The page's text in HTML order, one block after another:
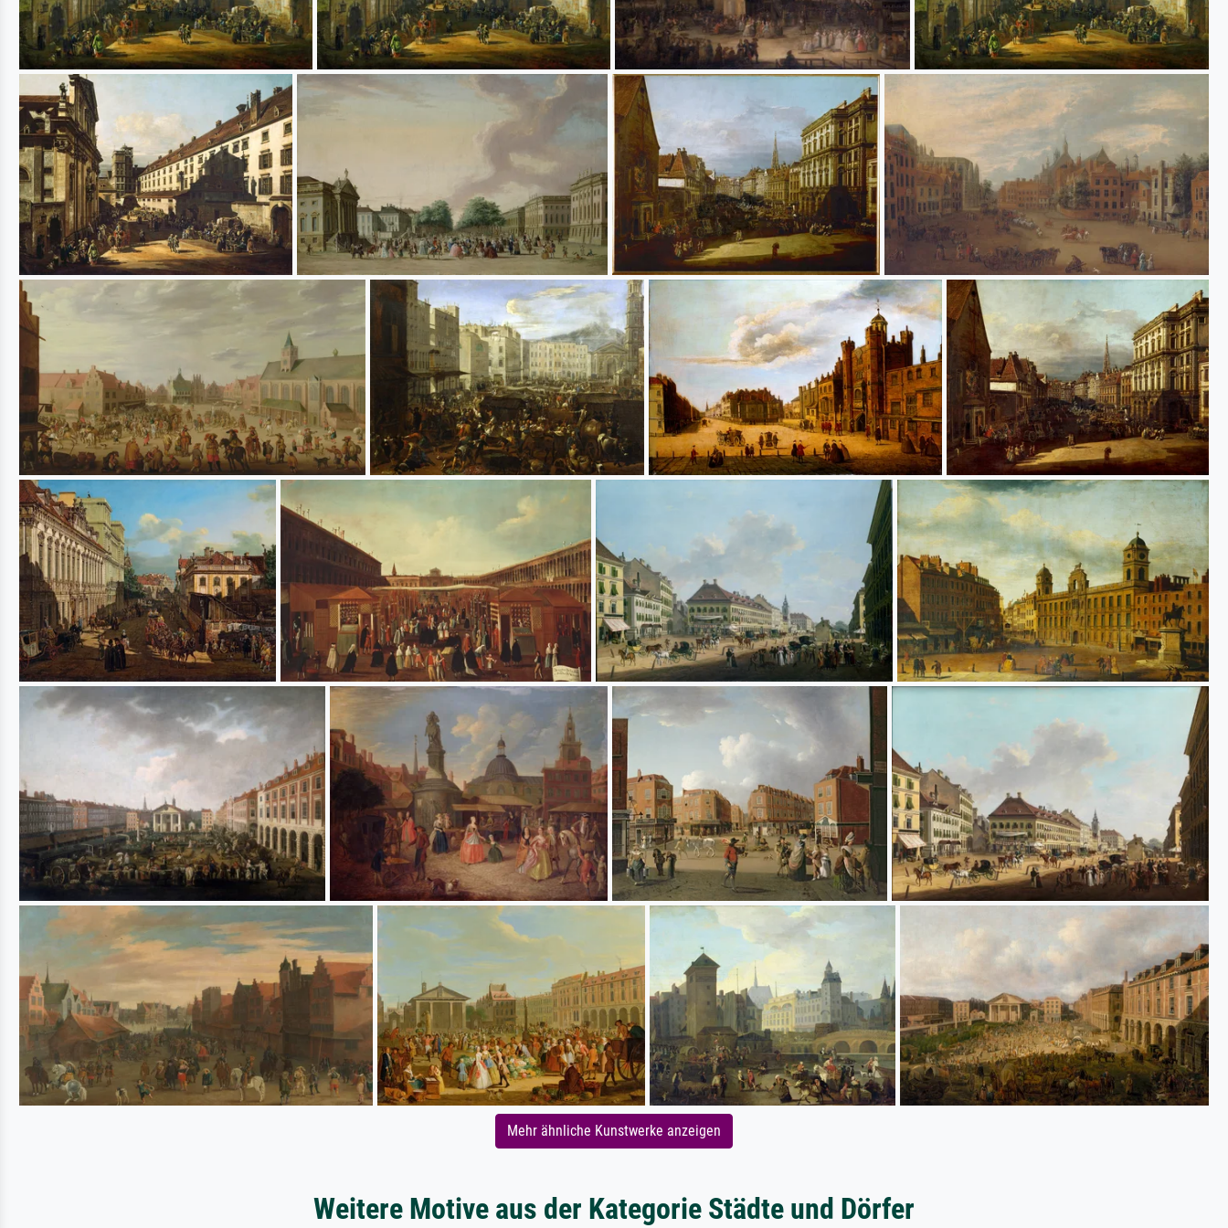
Mehr ähnliche Kunstwerke anzeigen
Weitere Motive aus der Kategorie Städte und Dörfer